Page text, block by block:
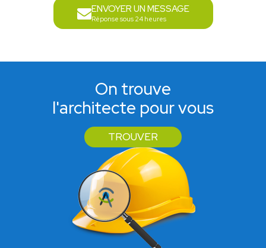
ENVOYER UN MESSAGE
Réponse sous 24 heures
On trouve
l'architecte pour vous
TROUVER